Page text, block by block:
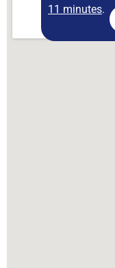
11 minutes.